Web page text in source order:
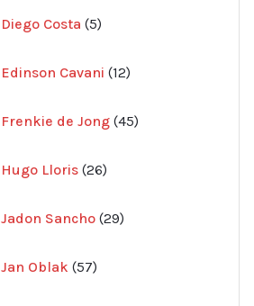
Diego Costa 5
produkter
Edinson Cavani 12
produkter
Frenkie de Jong 45
produkter
Hugo Lloris 26
produkter
Jadon Sancho 29
produkter
Jan Oblak 57
produkter